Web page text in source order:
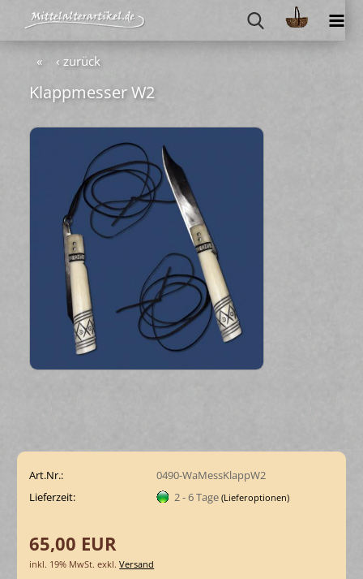
« ‹ zurück
Klapp­mes­ser W2
Art.Nr.:
0490-WaMessKlappW2
Lieferzeit:
2 - 6 Tage (Lieferoptionen)
65,00 EUR
inkl. 19% MwSt. exkl.Versand